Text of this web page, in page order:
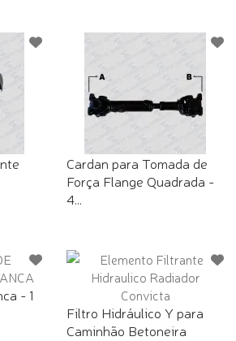
Cardan para Tomada de
Força Flange Quadrada -
4...
- 1
Filtro Hidráulico Y para
Caminhão Betoneira